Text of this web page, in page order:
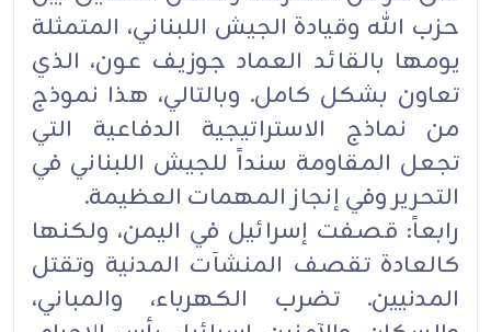
حزب الله وقيادة ‏الجيش اللبناني، المتمثلة
يومها بالقائد العماد جوزيف عون، الذي
تعاون بشكل كامل. وبالتالي، هذا نموذج
من نماذج ‏الاستراتيجية الدفاعية التي
تجعل المقاومة سنداً للجيش اللبناني في
التحرير وفي إنجاز المهمات العظيمة‎.‎
رابعاً: قصفت إسرائيل في اليمن، ولكنها
كالعادة تقصف المنشآت المدنية وتقتل
المدنيين. تضرب الكهرباء، والمباني،